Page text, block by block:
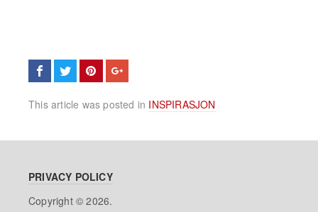
This article was posted in INSPIRASJON
PRIVACY POLICY
Copyright © 2026.